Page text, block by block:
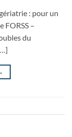
: pour un
FORSS –
du